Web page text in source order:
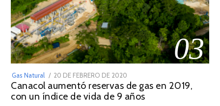
03
Gas Natural
POSTED
ON
20 DE FEBRERO DE 2020
DE
JULIO
Canacol aumentó reservas de gas en 2019,
con un índice de vida de 9 años